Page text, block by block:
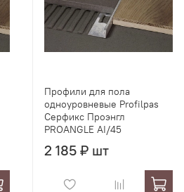
Профили для пола
одноуровневые Profilpas
Серфикс Проэнгл
PROANGLE AI/45
2 185 ₽ шт